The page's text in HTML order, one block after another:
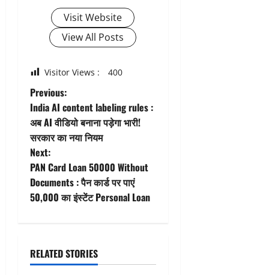
Visit Website
View All Posts
Visitor Views : 400
P
o
s
t
n
v
Previous:
India AI content labeling rules :
अब AI वीडियो बनाना पड़ेगा भारी!
सरकार का नया नियम
Next:
PAN Card Loan 50000 Without
Documents : पैन कार्ड पर पाएं
50,000 का इंस्टेंट Personal Loan
RELATED STORIES